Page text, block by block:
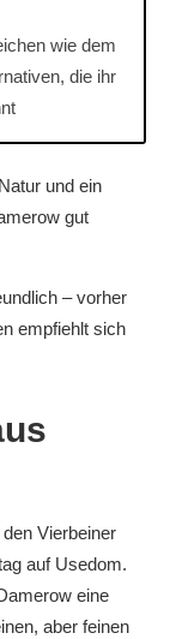
wie dem
die ihr
und ein
gut
– vorher
empfiehlt sich
Vierbeiner
auf Usedom.
eine
aber feinen